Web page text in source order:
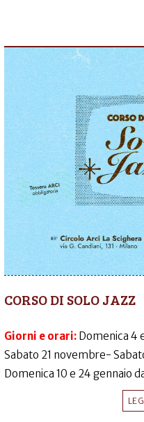
CORSO DI SOLO JAZZ
Giorni e orari: Domenica 4
Sabato 21 novembre-
Domenica 10 e 24 gennaio